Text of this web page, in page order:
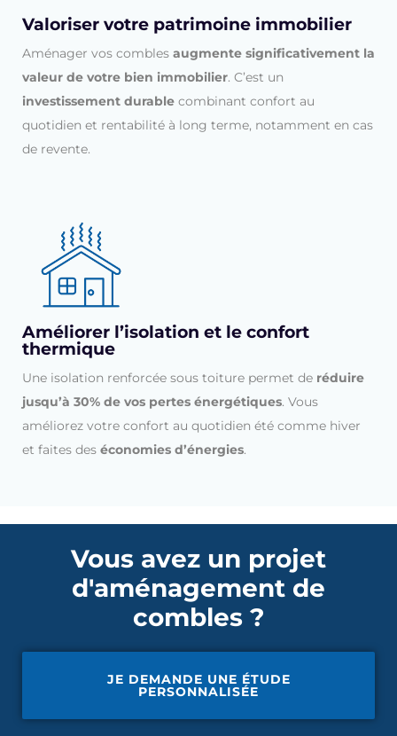
Valoriser votre patrimoine immobilier
Aménager vos combles augmente significativement la
valeur de votre bien immobilier. C’est un
investissement durable combinant confort au
quotidien et rentabilité à long terme, notamment en cas
de revente.
Améliorer l’isolation et le confort
thermique
Une isolation renforcée sous toiture permet de réduire
jusqu’à 30% de vos pertes énergétiques. Vous
améliorez votre confort au quotidien été comme hiver
et faites des économies d’énergies.
Vous avez un projet
d'aménagement de
combles ?
JE DEMANDE UNE ÉTUDE
PERSONNALISÉE